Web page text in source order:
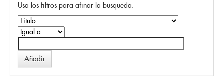
Usa los filtros para afinar la busqueda.